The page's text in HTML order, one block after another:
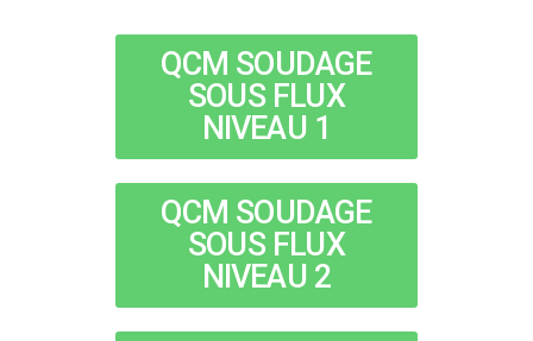
QCM SOUDAGE
SOUS FLUX
NIVEAU 1
QCM SOUDAGE
SOUS FLUX
NIVEAU 2